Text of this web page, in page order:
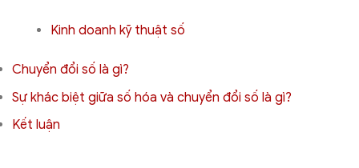
Kinh doanh kỹ thuật số
Chuyển đổi số là gì?
Sự khác biệt giữa số hóa và chuyển đổi số là gì?
Kết luận